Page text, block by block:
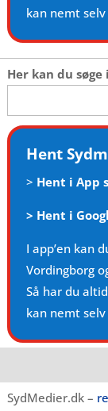
kan nemt
Her kan du
efter:
Hent
> Hent i App
> Hent i
I app’en kan
Vordingborg
Så har du
kan nemt
SydMedier.dk –